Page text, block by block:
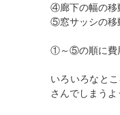
④廊下の幅の移
⑤窓サッシの移
①～⑤の順に費
いろいろなと
さんでしまうよ